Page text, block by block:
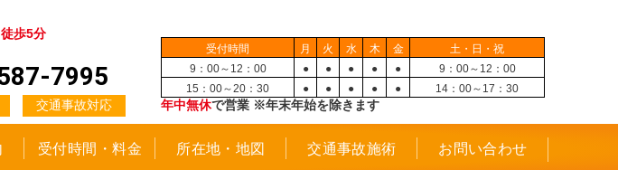
歩5分
7995
交通事故対応
受付時間 月 火 水 木 金
土・日・祝
9：00～12：00
● ● ● ● ●
9：00～12：00
15：00～20：30
● ● ● ● ● 14：00～17：30
年中無休で営業 ※年末年始を除きます
受付時間・料金 所在地・地図 交通事故施術 お問い合わせ